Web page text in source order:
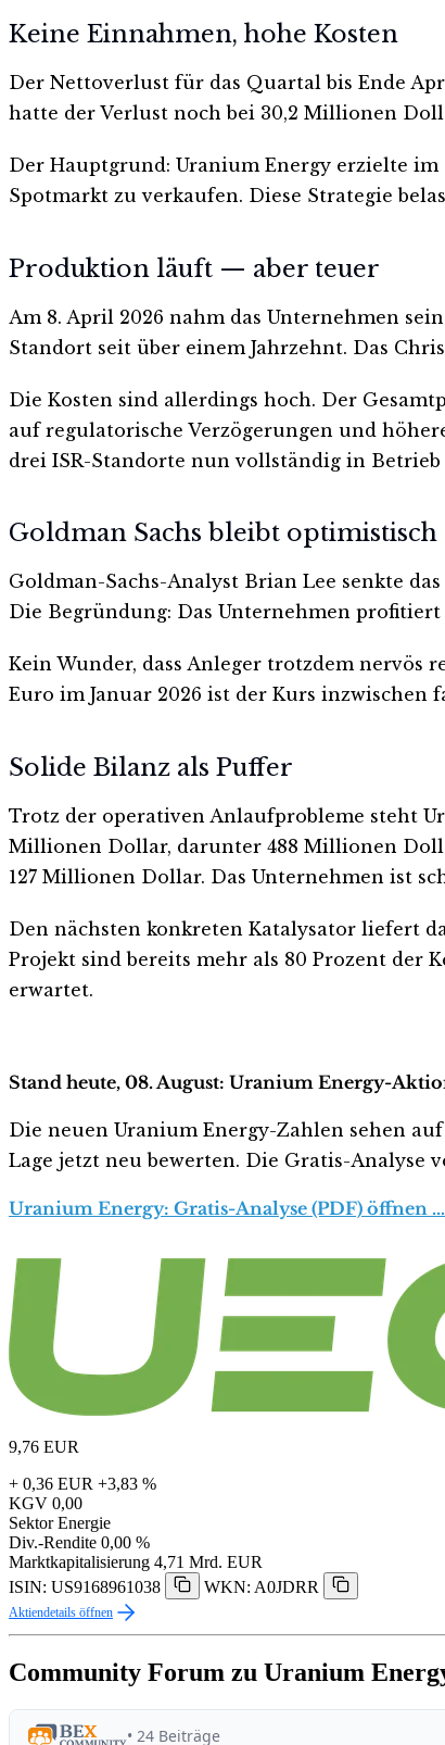
Keine Einnahmen, hohe Kosten
Der Nettoverlust für das Quartal bis Ende
hatte der Verlust noch bei 30,2 Millionen
Der Hauptgrund: Uranium Energy erzielte
Spotmarkt zu verkaufen. Diese Strategie
Produktion läuft — aber teuer
Am 8. April 2026 nahm das Unternehmen
Standort seit über einem Jahrzehnt. Das
Die Kosten sind allerdings hoch. Der
auf regulatorische Verzögerungen und
drei ISR-Standorte nun vollständig in Betrieb
Goldman Sachs bleibt optimistisch
Goldman-Sachs-Analyst Brian Lee senkte
Die Begründung: Das Unternehmen
Kein Wunder, dass Anleger trotzdem nervös
Euro im Januar 2026 ist der Kurs inzwischen
Solide Bilanz als Puffer
Trotz der operativen Anlaufprobleme steht
Millionen Dollar, darunter 488 Millionen
127 Millionen Dollar. Das Unternehmen ist
Den nächsten konkreten Katalysator liefert
Projekt sind bereits mehr als 80 Prozent der
erwartet.
Stand heute, 08. August: Uranium Energy-
Die neuen Uranium Energy-Zahlen sehen
Lage jetzt neu bewerten. Die Gratis-Analyse
Uranium Energy: Gratis-Analyse (PDF) öffnen …
9,76 EUR
+ 0,36 EUR +3,83 %
KGV 0,00
Sektor Energie
Div.-Rendite 0,00 %
Marktkapitalisierung 4,71 Mrd. EUR
ISIN: US9168961038
WKN: A0JDRR
Aktiendetails öffnen
Community Forum zu Uranium